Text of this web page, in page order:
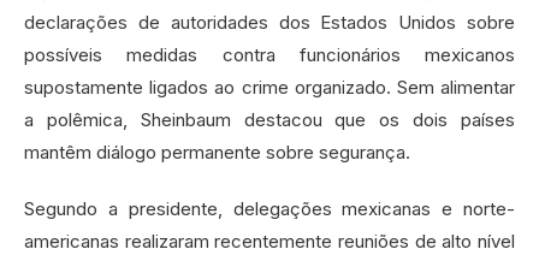
declarações de autoridades dos Estados Unidos sobre
possíveis medidas contra funcionários mexicanos
supostamente ligados ao crime organizado. Sem alimentar
a polêmica, Sheinbaum destacou que os dois países
mantêm diálogo permanente sobre segurança.
Segundo a presidente, delegações mexicanas e norte-
americanas realizaram recentemente reuniões de alto nível